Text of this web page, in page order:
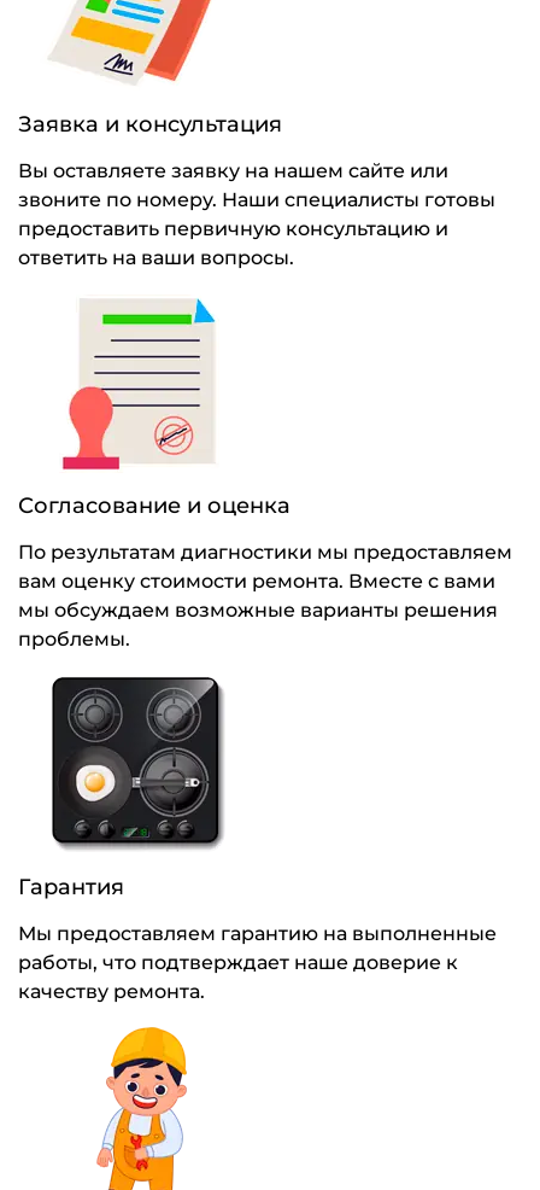
Заявка и консультация
Вы оставляете заявку на нашем сайте или
звоните по номеру. Наши специалисты готовы
предоставить первичную консультацию и
ответить на ваши вопросы.
Согласование и оценка
По результатам диагностики мы предоставляем
вам оценку стоимости ремонта. Вместе с вами
мы обсуждаем возможные варианты решения
проблемы.
Гарантия
Мы предоставляем гарантию на выполненные
работы, что подтверждает наше доверие к
качеству ремонта.